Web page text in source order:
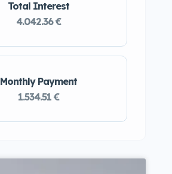
Monthly Payment
1.534.51 €
Total Interest
4.042.36 €